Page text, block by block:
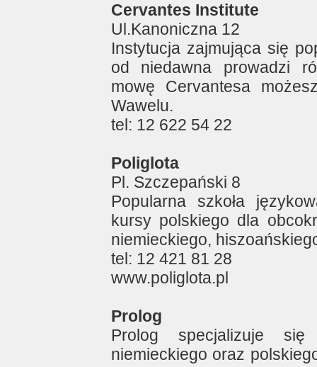
Cervantes Institute
Ul.Kanoniczna 12
Instytucja zajmująca się
od niedawna prowadzi
mowę Cervantesa
Wawelu.
tel: 12 622 54 22
Poliglota
Pl. Szczepański 8
Popularna szkoła
kursy polskiego dla
niemieckiego,
tel: 12 421 81 28
www.poliglota.pl
Prolog
Prolog specjalizuje
niemieckiego oraz